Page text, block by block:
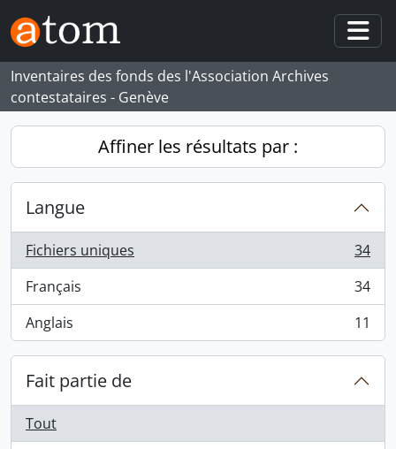
Skip to main content
Inventaires des fonds des l'Association Archives
contestataires - Genève
Affiner les résultats par :
Langue
Fichiers uniques
, 34 résultats
34
Français
, 34 résultats
34
Anglais
, 11 résultats 11
Fait partie de
Tout